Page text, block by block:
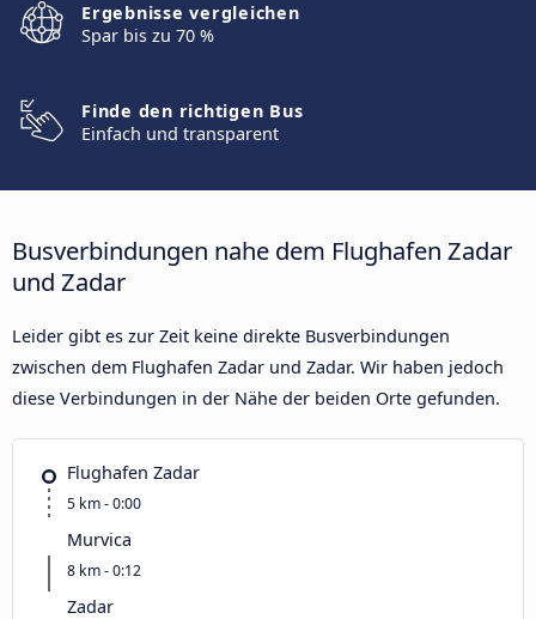
Ergebnisse vergleichen
Spar bis zu 70 %
Finde den richtigen Bus
Einfach und transparent
Busverbindungen nahe dem Flughafen Zadar
und Zadar
Leider gibt es zur Zeit keine direkte Busverbindungen
zwischen dem Flughafen Zadar und Zadar. Wir haben jedoch
diese Verbindungen in der Nähe der beiden Orte gefunden.
Flughafen Zadar
5 km - 0:00
Murvica
8 km - 0:12
Zadar